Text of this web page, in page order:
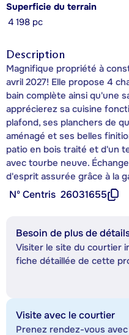
Superficie du terrain
4 198 pc
Description
Magnifique propriété à
avril 2027! Elle propose 4
bain complète ainsi qu'une
apprécierez sa cuisine
plafond, ses planchers de
aménagé et ses belles
patio en bois traité et d'un
avec tourbe neuve.
d'esprit assurée grâce à la
Nº Centris 26031655
Besoin de plus de
Visiter le site du courtier
fiche détaillée de cette
Visite avec le courtier
Prenez rendez-vous